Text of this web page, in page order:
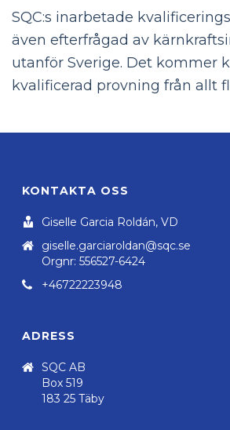
SQC:s inarbetade
även efterfrågad av
utanför Sverige. Det kommer
kvalificerad provning från allt
KONTAKTA OSS
Giselle Garcia Roldán, VD
giselle.garciaroldan@sqc.se
Orgnr: 556527-6424
+46722223948
ADRESS
SQC AB
Box 519
183 25 Täby